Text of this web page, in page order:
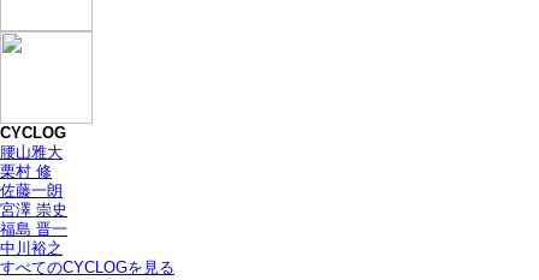
CYCLOG
腰山雅大
栗村 修
佐藤一朗
宮澤 崇史
福島 晋一
中川裕之
すべてのCYCLOGを見る